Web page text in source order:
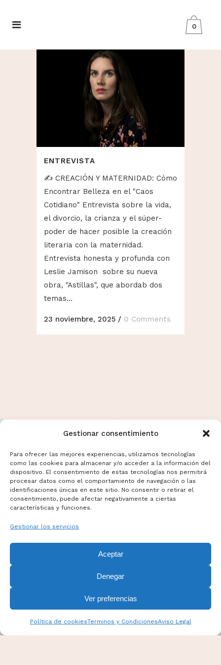
Gestionar consentimiento
Para ofrecer las mejores experiencias, utilizamos tecnologías
como las cookies para almacenar y/o acceder a la información del
dispositivo. El consentimiento de estas tecnologías nos permitirá
procesar datos como el comportamiento de navegación o las
identificaciones únicas en este sitio. No consentir o retirar el
consentimiento, puede afectar negativamente a ciertas
características y funciones.
Gestionar los servicios
Aceptar
Denegar
Ver preferencias
Política de cookiesTerminos y CondicionesAviso Legal
0
ENTREVISTA
✍️ CREACIÓN Y MATERNIDAD: Cómo
Encontrar Belleza en el "Caos
Cotidiano" Entrevista sobre la vida,
el divorcio, la crianza y el súper-
poder de hacer posible la creación
literaria con la maternidad.
Entrevista honesta y profunda con
Leslie Jamison sobre su nueva
obra, "Astillas", que abordab dos
temas...
23 noviembre, 2025 / 0 Comments
Términos y Condiciones
Aviso Legal
Politicas de Cookies